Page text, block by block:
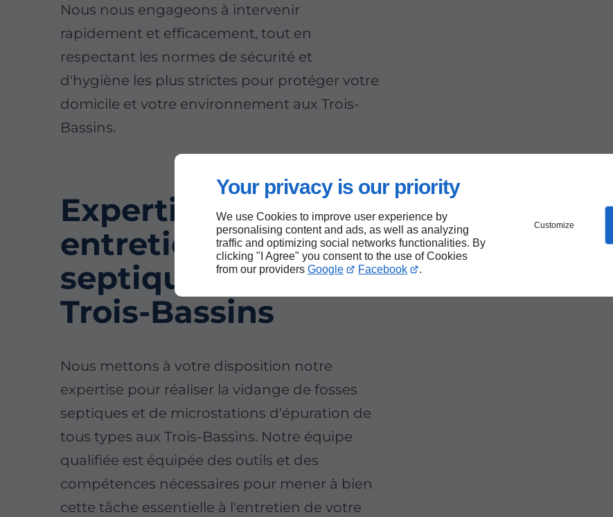
Your privacy is our priority
We use Cookies to improve user experience by
personalising content and ads, as well as analyzing
traffic and optimizing social networks functionalities. By
clicking "I Agree" you consent to the use of Cookies
from our providers Google Facebook .
Customize
Nous nous engageons à intervenir
rapidement et efficacement, tout en
respectant les normes de sécurité et
d'hygiène les plus strictes pour protéger votre
domicile et votre environnement aux Trois-
Bassins.
Expertise en
entretien de fosses
septiques aux
Trois-Bassins
Nous mettons à votre disposition notre
expertise pour réaliser la vidange de fosses
septiques et de microstations d'épuration de
tous types aux Trois-Bassins. Notre équipe
qualifiée est équipée des outils et des
compétences nécessaires pour mener à bien
cette tâche essentielle à l'entretien de votre